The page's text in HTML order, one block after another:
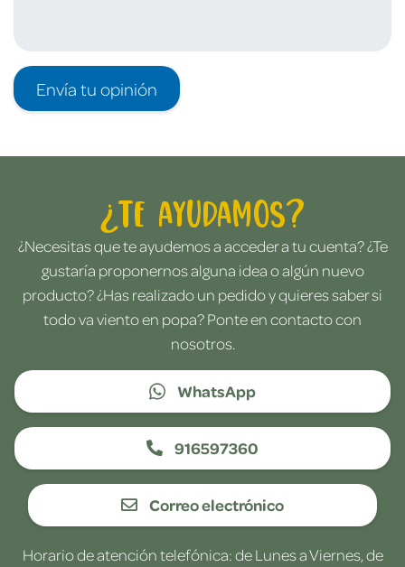
Envía tu opinión
¿Te ayudamos?
¿Necesitas que te ayudemos a acceder a tu cuenta? ¿Te
gustaría proponernos alguna idea o algún nuevo
producto? ¿Has realizado un pedido y quieres saber si
todo va viento en popa? Ponte en contacto con
nosotros.
WhatsApp
916597360
Correo electrónico
Horario de atención telefónica: de Lunes a Viernes, de